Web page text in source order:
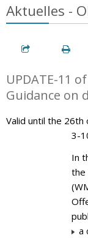
Aktuelles -
UPDATE-11
Guidance on
Valid until the
3-
In
the
a